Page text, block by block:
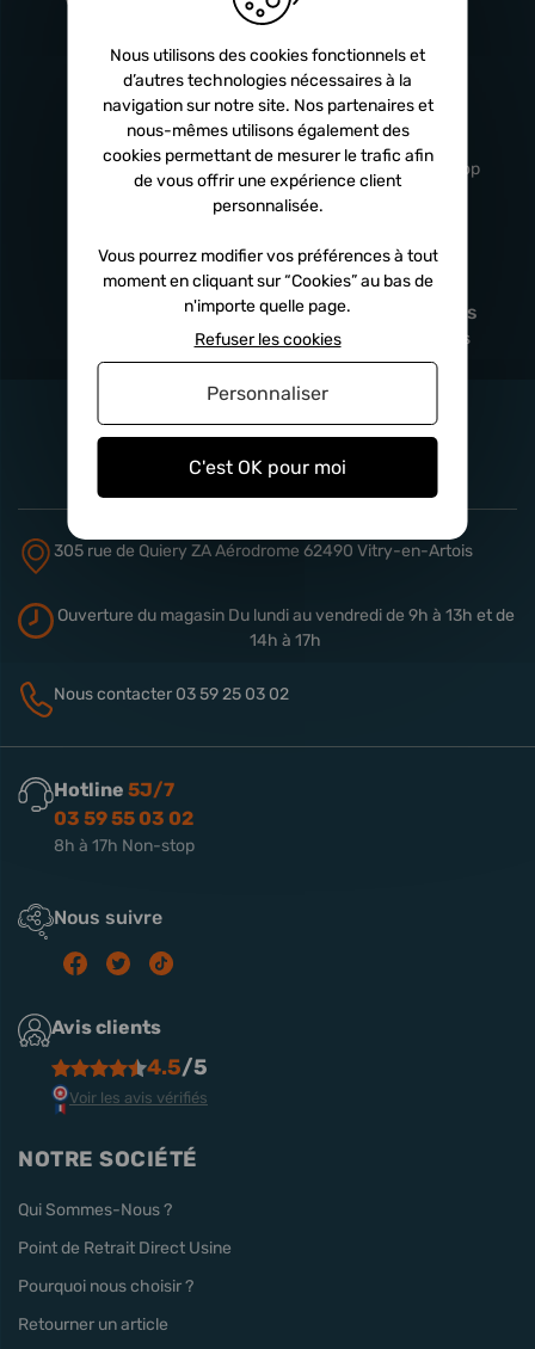
Livraison
rapide
Sous 24h à 48h
Service client
professionnel
De 8h à 17h Non-stop
Satisfait
remboursé
Paiement en
x3 fois
Sécurisé, sans frais
305 rue de Quiery ZA Aérodrome 62490 Vitry-en-Artois
Ouverture du magasinDu lundi au vendredi de 9h à 13h et de
14h à 17h
Nous contacter 03 59 25 03 02
Hotline 5J/7
03 59 55 03 02
8h à 17h Non-stop
Nous suivre
Avis clients
4.5/5
Voir les avis vérifiés
NOTRE SOCIÉTÉ
Qui Sommes-Nous ?
Point de Retrait Direct Usine
Pourquoi nous choisir ?
Retourner un article
Nous utilisons des cookies fonctionnels et
d’autres technologies nécessaires à la
navigation sur notre site. Nos partenaires et
nous-mêmes utilisons également des
cookies permettant de mesurer le trafic afin
de vous offrir une expérience client
personnalisée.
Vous pourrez modifier vos préférences à tout
moment en cliquant sur “Cookies” au bas de
n'importe quelle page.
C'est OK pour moi
Refuser les cookies
Personnaliser